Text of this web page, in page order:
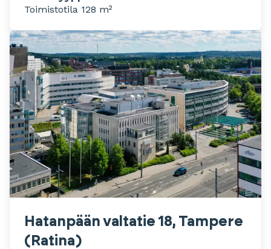
Toimistotila 128 m²
Hatanpään valtatie 18, Tampere
(Ratina)